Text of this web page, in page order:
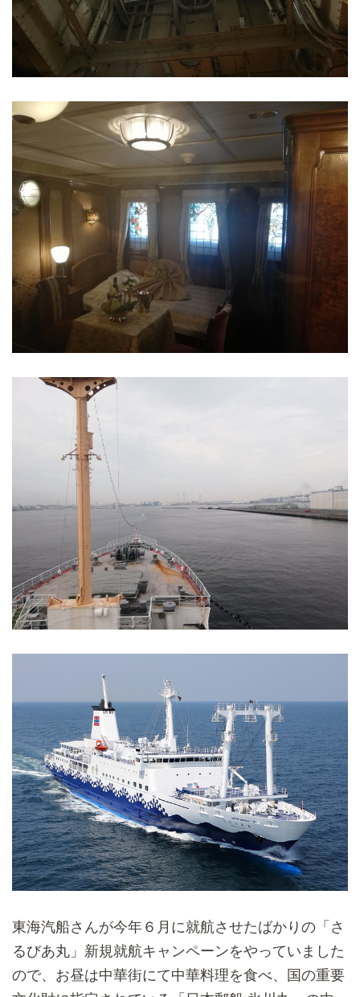
東海汽船さんが今年６月に就航させたばかりの「さ
るびあ丸」 新規就航キャンペーンをやっていました
ので、 お昼は中華街にて中華料理を食べ、 国の重要